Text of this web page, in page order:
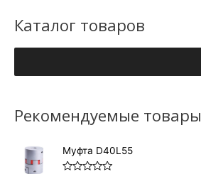
Каталог товаров
Рекомендуемые товары
Муфта D40L55